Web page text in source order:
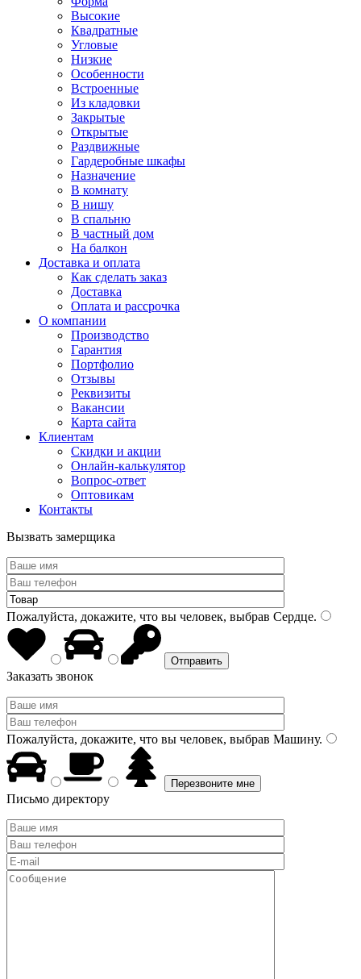
Высокие
Квадратные
Угловые
Низкие
Особенности
Встроенные
Из кладовки
Закрытые
Открытые
Раздвижные
Гардеробные шкафы
Назначение
В комнату
В нишу
В спальню
В частный дом
На балкон
Доставка и оплата
Как сделать заказ
Доставка
Оплата и рассрочка
О компании
Производство
Гарантия
Портфолио
Отзывы
Реквизиты
Вакансии
Карта сайта
Клиентам
Скидки и акции
Онлайн-калькулятор
Вопрос-ответ
Оптовикам
Контакты
Вызвать замерщика
Пожалуйста, докажите, что вы человек, выбрав Сердце.
Заказать звонок
Пожалуйста, докажите, что вы человек, выбрав Машину.
Письмо директору